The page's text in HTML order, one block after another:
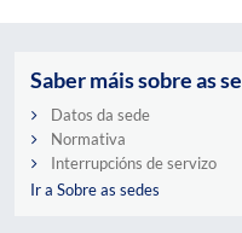
Saber máis sobre as
Datos da sede
Normativa
Interrupcións de servizo
Ir a Sobre as sedes